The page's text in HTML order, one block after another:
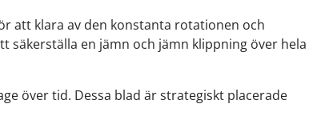
att klara av den konstanta rotationen och
säkerställa en jämn och jämn klippning över hela
över tid. Dessa blad är strategiskt placerade